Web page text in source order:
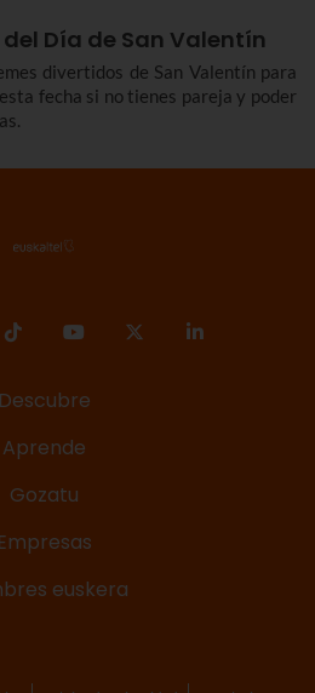
Día de San Valentín
divertidos de San Valentín para
fecha si no tienes pareja y poder
Descubre
Aprende
Gozatu
Empresas
euskera